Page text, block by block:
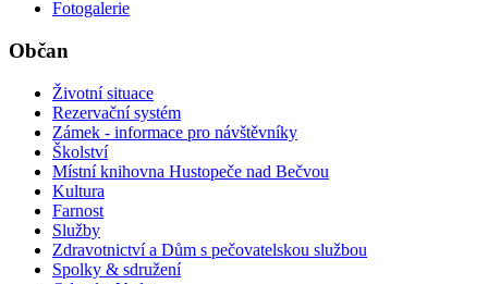
Fotogalerie
Občan
Životní situace
Rezervační systém
Zámek - informace pro návštěvníky
Školství
Místní knihovna Hustopeče nad Bečvou
Kultura
Farnost
Služby
Zdravotnictví a Dům s pečovatelskou službou
Spolky & sdružení